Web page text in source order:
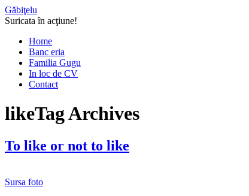
Găbiţelu
Suricata în acţiune!
Home
Banc eria
Familia Gugu
In loc de CV
Contact
likeTag Archives
To like or not to like
Sursa foto